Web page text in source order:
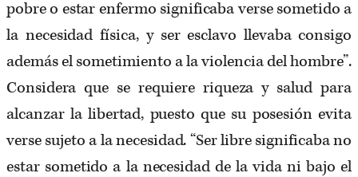
pobre o estar enfermo significaba verse sometido a
la necesidad física, y ser esclavo llevaba consigo
además el sometimiento a la violencia del hombre”.
Considera que se requiere riqueza y salud para
alcanzar la libertad, puesto que su posesión evita
verse sujeto a la necesidad. “Ser libre significaba no
estar sometido a la necesidad de la vida ni bajo el